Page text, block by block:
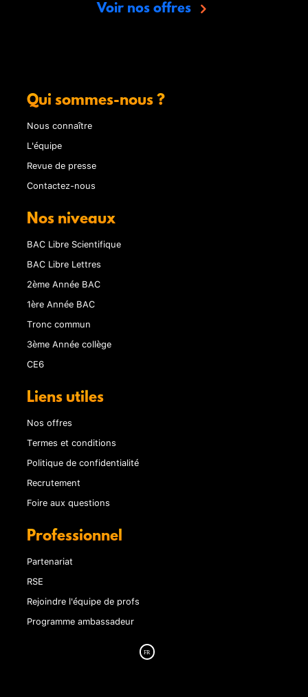
Voir nos offres
Qui sommes-nous ?
Nous connaître
L'équipe
Revue de presse
Contactez-nous
Nos niveaux
BAC Libre Scientifique
BAC Libre Lettres
2ème Année BAC
1ère Année BAC
Tronc commun
3ème Année collège
CE6
Liens utiles
Nos offres
Termes et conditions
Politique de confidentialité
Recrutement
Foire aux questions
Professionnel
Partenariat
RSE
Rejoindre l'équipe de profs
Programme ambassadeur